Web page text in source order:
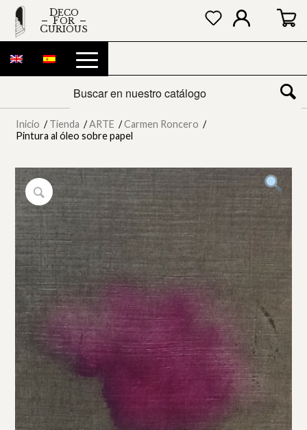
DECO
FOR
CURIOUS
Inicio / Tienda / ARTE / Carmen Roncero /
Pintura al óleo sobre papel